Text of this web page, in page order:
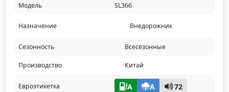
Модель
SL366
Назначение Внедорожник
Сезонность Всесезонные
Производство Китай
Евроэтикетка A A 72